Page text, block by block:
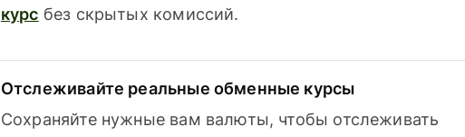
курс без скрытых комиссий.
Отслеживайте реальные обменные курсы
Сохраняйте нужные вам валюты, чтобы отслеживать